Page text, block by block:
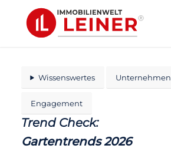
Wissenswertes Unternehmen
Engagement
Trend Check:
Gartentrends 2026